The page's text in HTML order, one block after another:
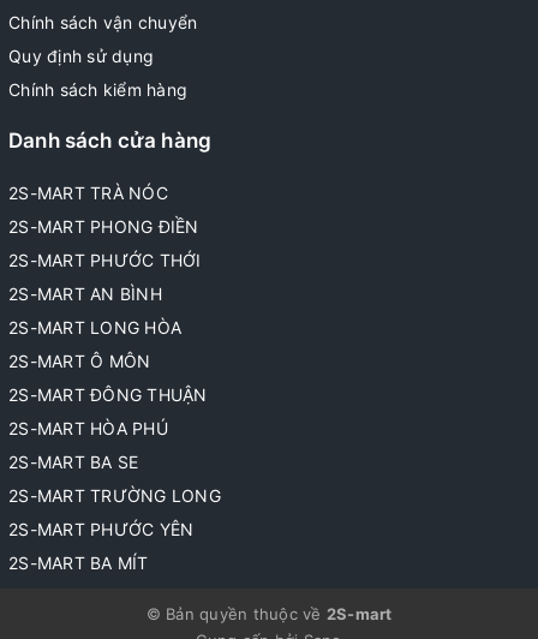
Chính sách vận chuyển
Quy định sử dụng
Chính sách kiểm hàng
Danh sách cửa hàng
2S-MART TRÀ NÓC
2S-MART PHONG ĐIỀN
2S-MART PHƯỚC THỚI
2S-MART AN BÌNH
2S-MART LONG HÒA
2S-MART Ô MÔN
2S-MART ĐÔNG THUẬN
2S-MART HÒA PHÚ
2S-MART BA SE
2S-MART TRƯỜNG LONG
2S-MART PHƯỚC YÊN
2S-MART BA MÍT
© Bản quyền thuộc về 2S-mart